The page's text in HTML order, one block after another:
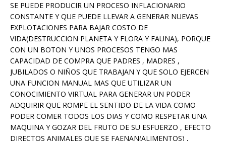
SE PUEDE PRODUCIR UN PROCESO INFLACIONARIO
CONSTANTE Y QUE PUEDE LLEVAR A GENERAR NUEVAS
EXPLOTACIONES PARA BAJAR COSTO DE
VIDA(DESTRUCCION PLANETA Y FLORA Y FAUNA), PORQUE
CON UN BOTON Y UNOS PROCESOS TENGO MAS
CAPACIDAD DE COMPRA QUE PADRES , MADRES ,
JUBILADOS O NIÑOS QUE TRABAJAN Y QUE SOLO EJERCEN
UNA FUNCION MANUAL MAS QUE UTILIZAR UN
CONOCIMIENTO VIRTUAL PARA GENERAR UN PODER
ADQUIRIR QUE ROMPE EL SENTIDO DE LA VIDA COMO
PODER COMER TODOS LOS DIAS Y COMO RESPETAR UNA
MAQUINA Y GOZAR DEL FRUTO DE SU ESFUERZO , EFECTO
DIRECTOS ANIMALES QUE SE FAENAN(ALIMENTOS) ,